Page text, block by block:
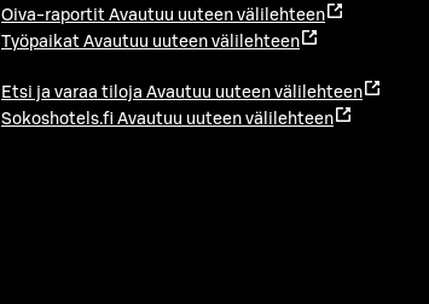
Oiva-raportit Avautuu uuteen välilehteen
Työpaikat Avautuu uuteen välilehteen
Etsi ja varaa tiloja Avautuu uuteen välilehteen
Sokoshotels.fi Avautuu uuteen välilehteen